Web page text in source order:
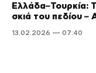
Ελλάδα–Τουρκία:
σκιά του πεδίου
13.02.2026 — 07:40